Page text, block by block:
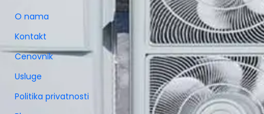
O nama
Kontakt
Cenovnik
Usluge
Politika privatnosti